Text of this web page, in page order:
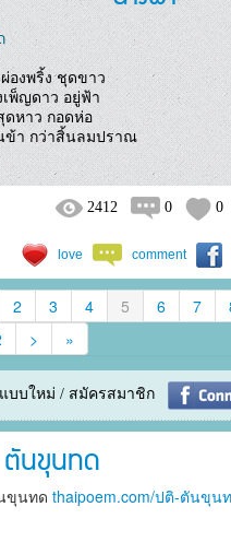
ผ่องพริ้ง ชุดขาว
เพ็ญดาว อยู่ฟ้า
ดหาว กอดห่อ
คงอุ่นอกในข้า กว่าสิ้นลม
2412 0 0
love comment
2 3 4 5 6 7
> »
บบใหม่ / สมัครสมาชิก
นขุนทด
ขุนทด thaipoem.com/ปติ-ตันขุน